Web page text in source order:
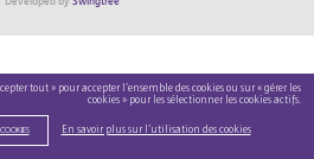
tout » pour accepter l’ensemble des cookies ou sur « gérer les
cookies » pour les sélectionner les cookies actifs.
En savoir plus sur l’utilisation des cookies